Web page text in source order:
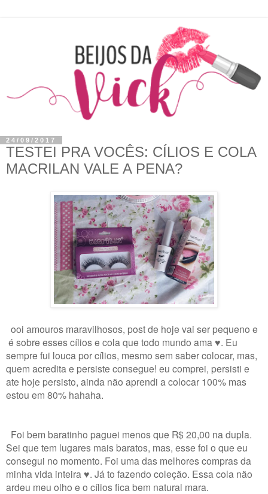
24/09/2017
TESTEI PRA VOCÊS: CÍLIOS E COLA
MACRILAN VALE A PENA?
ooi amouros maravilhosos, post de hoje vai ser pequeno e
é sobre esses cílios e cola que todo mundo ama ♥. Eu
sempre fui louca por cílios, mesmo sem saber colocar, mas,
quem acredita e persiste consegue! eu comprei, persisti e
ate hoje persisto, ainda não aprendi a colocar 100% mas
estou em 80% hahaha.
Foi bem baratinho paguei menos que R$ 20,00 na dupla.
Sei que tem lugares mais baratos, mas, esse foi o que eu
consegui no momento. Foi uma das melhores compras da
minha vida inteira ♥. Já to fazendo coleção. Essa cola não
ardeu meu olho e o cílios fica bem natural mara.